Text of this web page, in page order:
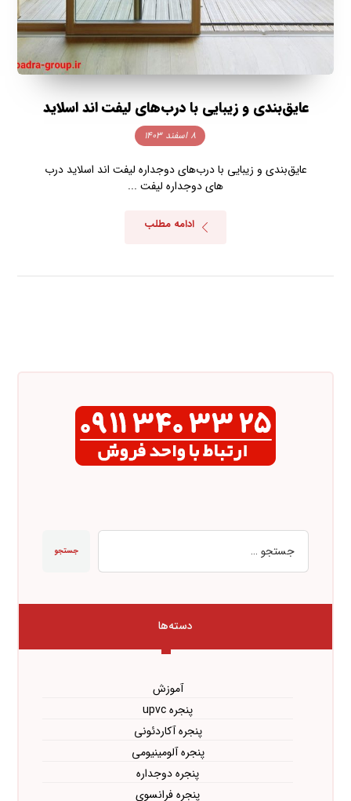
عایق‌بندی و زیبایی با درب‌های لیفت اند اسلاید
۸ اسفند ۱۴۰۳
عایق‌بندی و زیبایی با درب‌های دوجداره لیفت اند اسلاید درب
های دوجداره لیفت ...
ادامه مطلب
جستجو
دسته‌ها
آموزش
پنجره upvc
پنجره آکاردئونی
پنجره آلومینیومی
پنجره دوجداره
پنجره فرانسوی